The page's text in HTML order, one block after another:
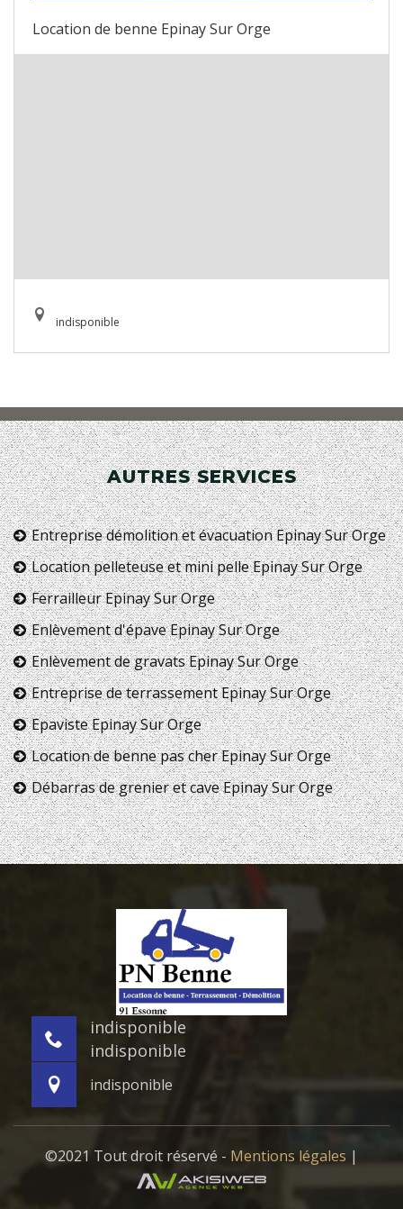
Location de benne Epinay Sur Orge
indisponible
AUTRES SERVICES
Entreprise démolition et évacuation Epinay Sur Orge
Location pelleteuse et mini pelle Epinay Sur Orge
Ferrailleur Epinay Sur Orge
Enlèvement d'épave Epinay Sur Orge
Enlèvement de gravats Epinay Sur Orge
Entreprise de terrassement Epinay Sur Orge
Epaviste Epinay Sur Orge
Location de benne pas cher Epinay Sur Orge
Débarras de grenier et cave Epinay Sur Orge
indisponible
indisponible
indisponible
©2021 Tout droit réservé - Mentions légales |